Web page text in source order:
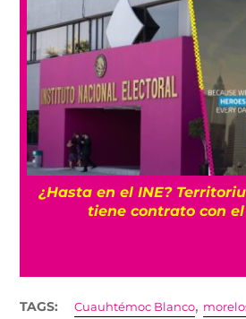
¿Hasta en el INE?
tiene contrato con
TAGS: Cuauhtémoc Blanco,